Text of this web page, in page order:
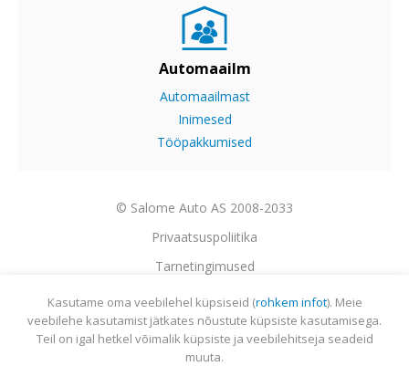
Automaailm
Automaailmast
Inimesed
Tööpakkumised
© Salome Auto AS 2008-2033
Privaatsuspoliitika
Tarnetingimused
Garantii
Utiliseerimine
Sisukaart
Kasutame oma veebilehel küpsiseid (rohkem infot). Meie
veebilehe kasutamist jätkates nõustute küpsiste kasutamisega.
Teil on igal hetkel võimalik küpsiste ja veebilehitseja seadeid
muuta.